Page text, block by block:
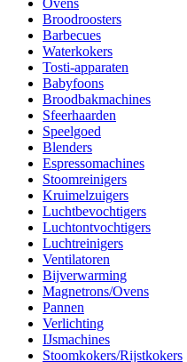
Ovens
Broodroosters
Barbecues
Waterkokers
Tosti-apparaten
Babyfoons
Broodbakmachines
Sfeerhaarden
Speelgoed
Blenders
Espressomachines
Stoomreinigers
Kruimelzuigers
Luchtbevochtigers
Luchtontvochtigers
Luchtreinigers
Ventilatoren
Bijverwarming
Magnetrons/Ovens
Pannen
Verlichting
IJsmachines
Stoomkokers/Rijstkokers